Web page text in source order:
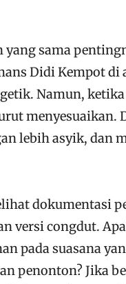
sama
Didi Kempot di
Namun,
menyesuaikan.
lebih asyik, dan
dokumentasi
versi congdut.
pada suasana
penonton? Jika